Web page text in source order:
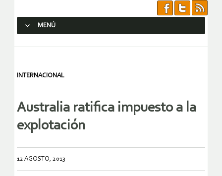
MENÚ
INTERNACIONAL
Australia ratifica impuesto a la
explotación
12 AGOSTO, 2013